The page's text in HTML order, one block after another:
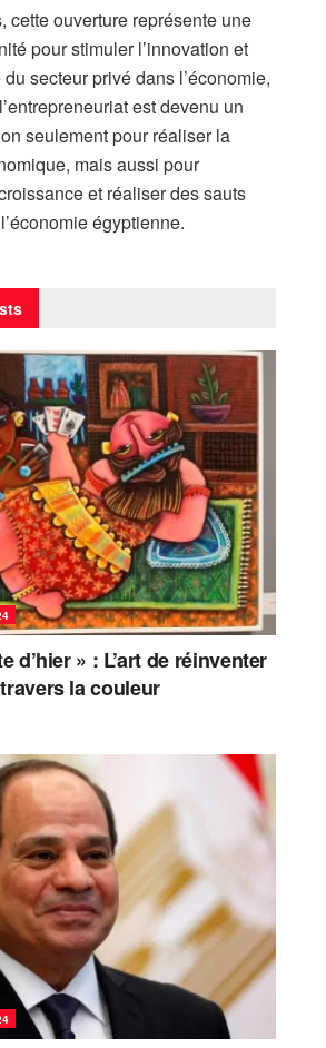
cette ouverture représente une
pour stimuler l’innovation et
secteur privé dans l’économie,
est devenu un
seulement pour réaliser la
mais aussi pour
et réaliser des sauts
égyptienne.
d’hier » : L’art de réinventer
la couleur